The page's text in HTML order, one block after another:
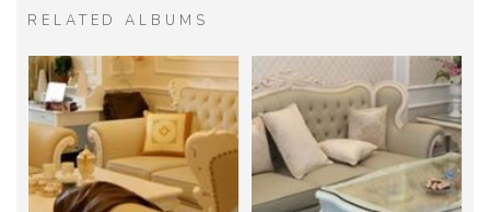
RELATED ALBUMS